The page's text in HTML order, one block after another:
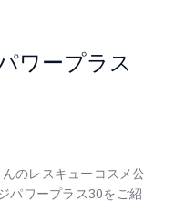
ワープラス
のレスキューコスメ公
パワープラス30をご紹